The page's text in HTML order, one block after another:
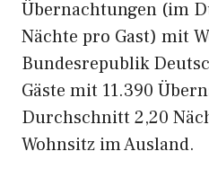
Übernachtungen (im
Nächte pro Gast) mit
Bundesrepublik
Gäste mit 11.390
Durchschnitt 2,20
Wohnsitz im Ausland.